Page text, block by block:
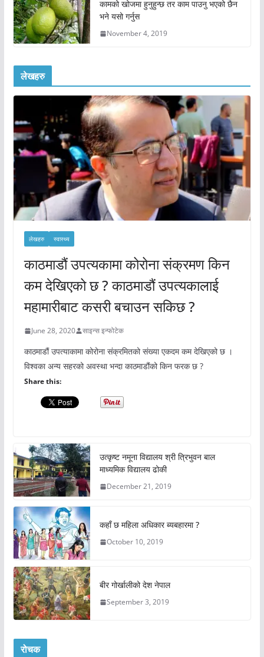
कामको खोजमा हुनुहुन्छ तर काम पाउनु भएको छैन
भने यसो गर्नुस
November 4, 2019
लेखहरु
लेखहरु स्वास्थ्य
काठमाडौं उपत्यकामा कोरोना संक्रमण किन
कम देखिएको छ ? काठमाडौं उपत्यकालाई
महामारीबाट कसरी बचाउन सकिछ ?
June 28, 2020 साइन्स इन्फोटेक
काठमाडौं उपत्याकामा कोरोना संक्रमितको संख्या एकदम कम देखिएको छ ।
विश्वका अन्य सहरको अवस्था भन्दा काठमाडौंको किन फरक छ ?
Share this:
उत्कृष्ट नमूना विद्यालय श्री त्रिभुवन बाल
माध्यमिक विद्यालय ढोकी
December 21, 2019
कहाँ छ महिला अधिकार ब्यबहारमा ?
October 10, 2019
बीर गोर्खालीको देश नेपाल
September 3, 2019
रोचक